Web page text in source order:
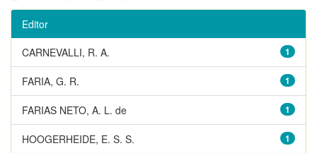
Editor
1
CARNEVALLI, R. A.
1
FARIA, G. R.
1
FARIAS NETO, A. L. de
1
HOOGERHEIDE, E. S. S.